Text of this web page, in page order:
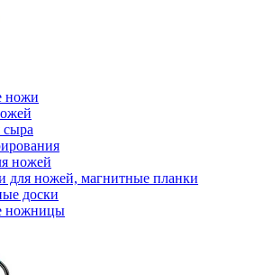
ножи
ножей
для ножей, магнитные планки
доски
ножницы